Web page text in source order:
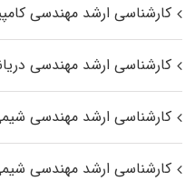
کارشناسی ارشد مهندسی
کارشناسی ارشد مهندسی
کارشناسی ارشد مهندسی
کارشناسی ارشد مهندسی